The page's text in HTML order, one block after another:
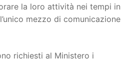
la loro attività nei tempi in
mezzo di comunicazione
richiesti al Ministero i